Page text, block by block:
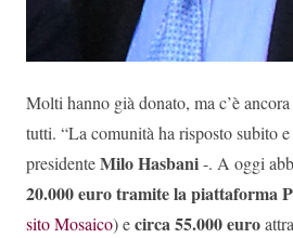
Molti hanno già donato, ma c’è
tutti. “La comunità ha risposto subito
presidenteMilo Hasbani-. A oggi
20.000 euro tramite la piattaforma
sito Mosaico) ecirca 55.000 euro